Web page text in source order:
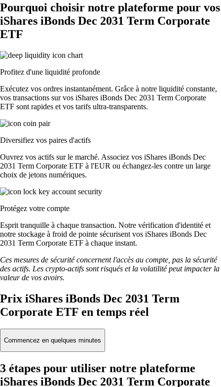
Pourquoi choisir notre plateforme pour vos
iShares iBonds Dec 2031 Term Corporate
ETF
Profitez d'une liquidité profonde
Exécutez vos ordres instantanément. Grâce à notre liquidité constante,
vos transactions sur vos iShares iBonds Dec 2031 Term Corporate
ETF sont rapides et vos tarifs ultra-transparents.
Diversifiez vos paires d'actifs
Ouvrez vos actifs sur le marché. Associez vos iShares iBonds Dec
2031 Term Corporate ETF à l'EUR ou échangez-les contre un large
choix de jetons numériques.
Protégez votre compte
Esprit tranquille à chaque transaction. Notre vérification d'identité et
notre stockage à froid de pointe sécurisent vos iShares iBonds Dec
2031 Term Corporate ETF à chaque instant.
Ces mesures de sécurité concernent l'accès au compte, pas la sécurité
des actifs. Les crypto-actifs sont risqués et la volatilité peut impacter la
valeur de vos avoirs.
Prix iShares iBonds Dec 2031 Term
Corporate ETF en temps réel
Commencez en quelques minutes
3 étapes pour utiliser notre plateforme
iShares iBonds Dec 2031 Term Corporate